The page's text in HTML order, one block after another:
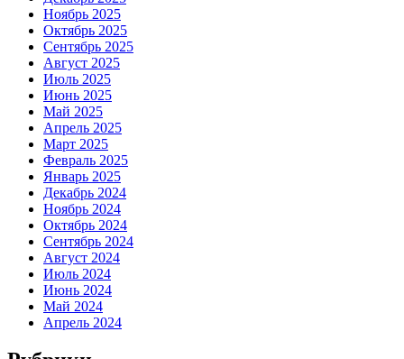
Ноябрь 2025
Октябрь 2025
Сентябрь 2025
Август 2025
Июль 2025
Июнь 2025
Май 2025
Апрель 2025
Март 2025
Февраль 2025
Январь 2025
Декабрь 2024
Ноябрь 2024
Октябрь 2024
Сентябрь 2024
Август 2024
Июль 2024
Июнь 2024
Май 2024
Апрель 2024